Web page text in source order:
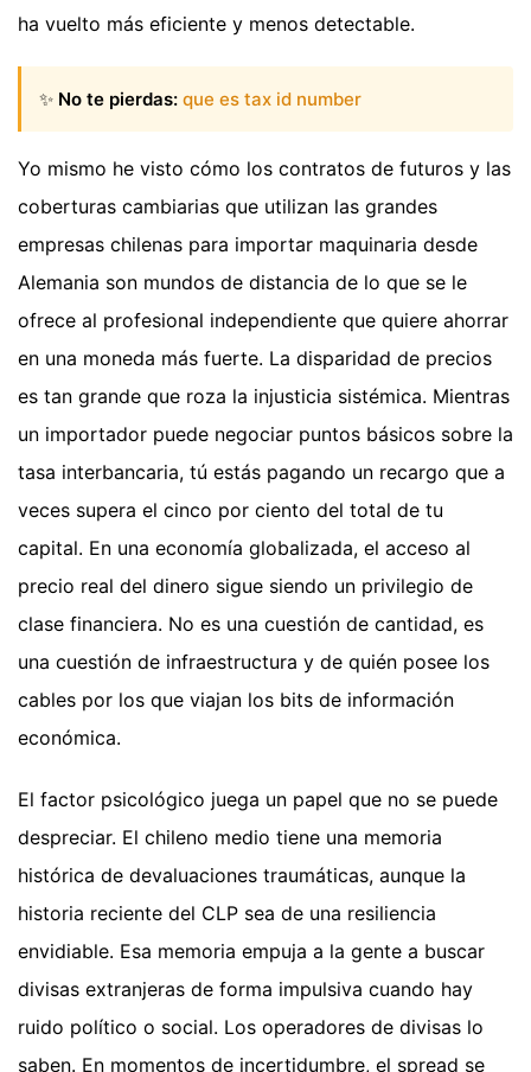
ha vuelto más eficiente y menos detectable.
✨ No te pierdas: que es tax id number
Yo mismo he visto cómo los contratos de futuros y las
coberturas cambiarias que utilizan las grandes
empresas chilenas para importar maquinaria desde
Alemania son mundos de distancia de lo que se le
ofrece al profesional independiente que quiere ahorrar
en una moneda más fuerte. La disparidad de precios
es tan grande que roza la injusticia sistémica. Mientras
un importador puede negociar puntos básicos sobre la
tasa interbancaria, tú estás pagando un recargo que a
veces supera el cinco por ciento del total de tu
capital. En una economía globalizada, el acceso al
precio real del dinero sigue siendo un privilegio de
clase financiera. No es una cuestión de cantidad, es
una cuestión de infraestructura y de quién posee los
cables por los que viajan los bits de información
económica.
El factor psicológico juega un papel que no se puede
despreciar. El chileno medio tiene una memoria
histórica de devaluaciones traumáticas, aunque la
historia reciente del CLP sea de una resiliencia
envidiable. Esa memoria empuja a la gente a buscar
divisas extranjeras de forma impulsiva cuando hay
ruido político o social. Los operadores de divisas lo
saben. En momentos de incertidumbre, el spread se